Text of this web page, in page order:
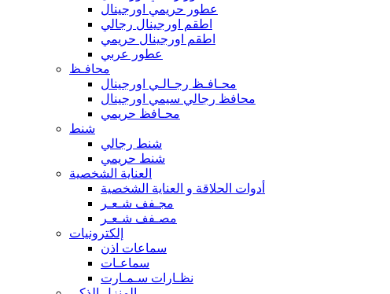
عطور حريمي اورجينال
اطقم اورجينال رجالي
اطقم اورجينال حريمي
عطور عربي
محافـظ
محـافـظ رجـالـي اورجينال
محافظ رجالي سيمي اورجينال
محـافظ حريمي
شنط
شنط رجالي
شنط حريمي
العناية الشخصية
أدوات الحلاقة و العناية الشخصية
مجـفف شـعـر
مصـفف شـعـر
إلكترونيات
سماعات اذن
سماعـات
نظـارات سـمـارت